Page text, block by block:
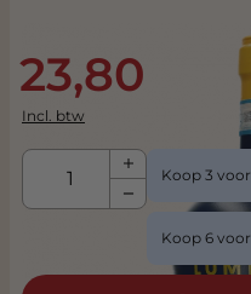
23,80
Incl. btw
Aantal
Koop 3 voor
Koop 6 voor